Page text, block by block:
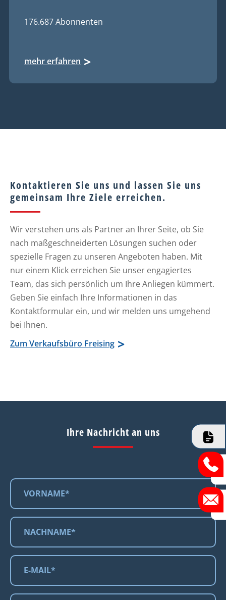
176.687 Abonnenten
mehr erfahren
Kontaktieren Sie uns und lassen Sie uns
gemeinsam Ihre Ziele erreichen.
Wir verstehen uns als Partner an Ihrer Seite, ob Sie
nach maßgeschneiderten Lösungen suchen oder
spezielle Fragen zu unseren Angeboten haben. Mit
nur einem Klick erreichen Sie unser engagiertes
Team, das sich persönlich um Ihre Anliegen kümmert.
Geben Sie einfach Ihre Informationen in das
Kontaktformular ein, und wir melden uns umgehend
bei Ihnen.
Zum Verkaufsbüro Freising
Ihre Nachricht an uns